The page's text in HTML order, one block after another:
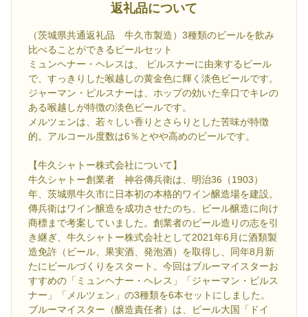
返礼品について
（茨城県共通返礼品 牛久市製造）3種類のビールを飲み
比べることができるビールセット
ミュンヘナー・ヘレスは、 ピルスナーに由来するビール
で、すっきりした喉越しの黄金色に輝く淡色ビールです。
ジャーマン・ピルスナーは、ホップの効いた辛口でキレの
ある喉越しが特徴の淡色ビールです。
メルツェンは、若々しい香りとさらりとした苦味が特徴
的。アルコール度数は6％とやや高めのビールです。
【牛久シャトー株式会社について】
牛久シャトー創業者 神谷傳兵衛は、明治36（1903）
年、茨城県牛久市に日本初の本格的ワイン醸造場を建設。
傳兵衛はワイン醸造を成功させたのち、ビール醸造に向け
商標まで考案していました。創業者のビール造りの志を引
き継ぎ、牛久シャトー株式会社として2021年6月に酒類製
造免許（ビール、果実酒、発泡酒）を取得し、同年8月新
たにビールづくりをスタート。今回はブルーマイスターお
すすめの「ミュンヘナー・ヘレス」「ジャーマン・ピルス
ナー」「メルツェン」の3種類を6本セットにしました。
ブルーマイスター（醸造責任者）は、ビール大国「ドイ